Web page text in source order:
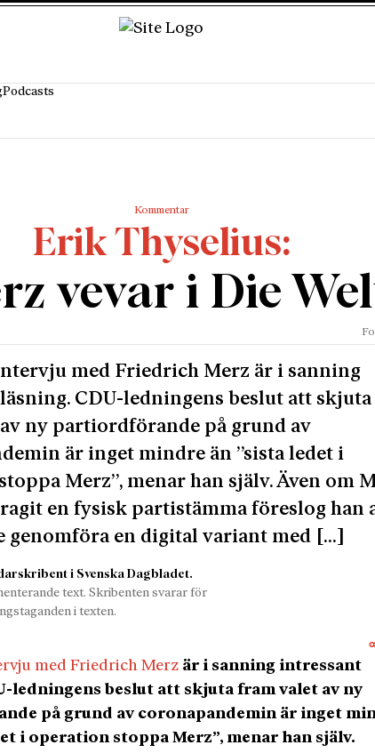
Podcasts
Kommentar
Erik Thyselius
vevar i Die
med Friedrich Merz är i sanning
CDU-ledningens beslut att skjuta
ny partiordförande på grund av
är inget mindre än ”sista ledet i
Merz”, menar han själv. Även om
en fysisk partistämma föreslog han
genomföra en digital variant med […]
i Svenska Dagbladet.
text. Skribenten svarar för
i texten.
med Friedrich Merz är i sanning intressant
ledningens beslut att skjuta fram valet av ny
på grund av coronapandemin är inget
i operation stoppa Merz”, menar han själv.